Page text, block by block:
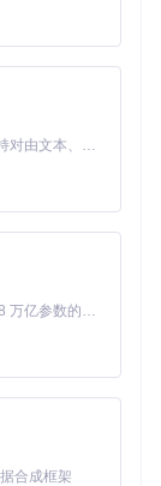
取器，避免了
项目集成。
并相比其他调
是经验丰富的
程序分析新旅
接将你的代码
旅吧！
MiniMax H3 是一个通用的全模态生成系统。它支持对由文本、图像、视频和音频组成的多模态上下文进行统一理解，并能生成分辨率高达 2K、时长可达 15 秒的带原生立体声音频的视频。得益于面向任务泛化的系统设计，H3 在预训练阶段就已具备广泛的多模态上下文理解与生成能力，能够出色地执行复杂的多模态指令。
Kimi K3 是Kimi能力最强的模型：这是一个拥有 2.8 万亿参数的混合专家（MoE）模型，具备原生视觉理解能力，并支持 100 万 token 的上下文窗口。
合成框架